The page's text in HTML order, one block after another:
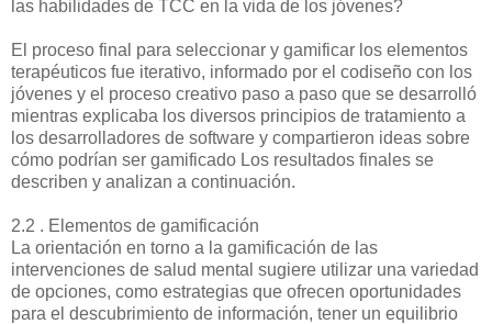
las habilidades de TCC en la vida de los jóvenes?
El proceso final para seleccionar y gamificar los elementos
terapéuticos fue iterativo, informado por el codiseño con los
jóvenes y el proceso creativo paso a paso que se desarrolló
mientras explicaba los diversos principios de tratamiento a
los desarrolladores de software y compartieron ideas sobre
cómo podrían ser gamificado Los resultados finales se
describen y analizan a continuación.
2.2 . Elementos de gamificación
La orientación en torno a la gamificación de las
intervenciones de salud mental sugiere utilizar una variedad
de opciones, como estrategias que ofrecen oportunidades
para el descubrimiento de información, tener un equilibrio